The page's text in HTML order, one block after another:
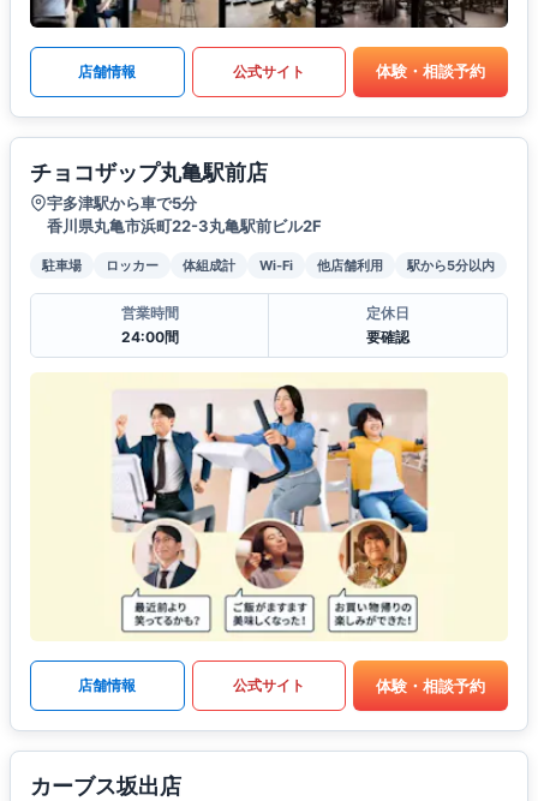
店舗情報 公式サイト 体験・相談予約
チョコザップ丸亀駅前店
宇多津駅から車で5分
香川県丸亀市浜町22-3丸亀駅前ビル2F
駐車場 ロッカー 体組成計 Wi-Fi 他店舗利用 駅から5分以内
営業時間
24:00間
定休日
要確認
店舗情報 公式サイト 体験・相談予約
カーブス坂出店